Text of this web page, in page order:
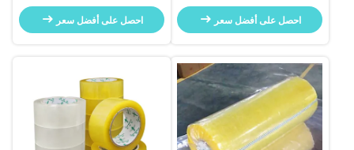
احصل على أفضل سعر
احصل على أفضل سعر